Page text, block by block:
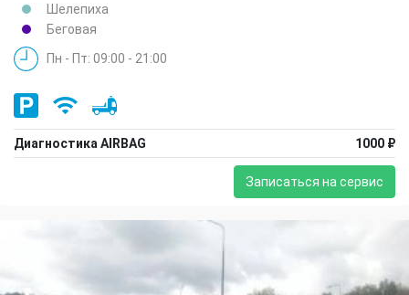
Шелепиха
Беговая
Пн - Пт: 09:00 - 21:00
Диагностика AIRBAG 1000 ₽
Записаться на сервис